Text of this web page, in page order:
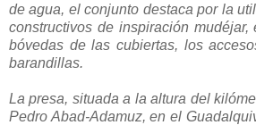
de agua, el conjunto destaca por la
constructivos de inspiración mudéjar,
bóvedas de las cubiertas, los
barandillas.
La presa, situada a la altura del
Pedro Abad-Adamuz, en el